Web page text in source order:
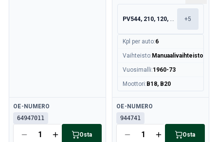
Saatavilla
OE-NUMERO
64947011
Osta
PV544, 210, 120, 130 +5
Kpl per auto:6
Vaihteisto: Manuaalivaihteisto
Vuosimalli:1960-73
Moottori: B18, B20
Saatavilla
OE-NUMERO
944741
Osta